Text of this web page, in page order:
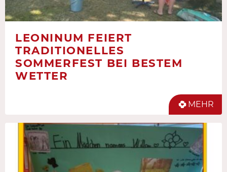
LEONINUM FEIERT
TRADITIONELLES
SOMMERFEST BEI BESTEM
WETTER
MEHR